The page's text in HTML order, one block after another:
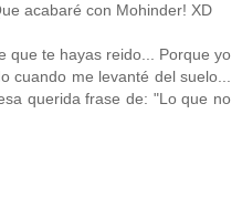
acabaré con Mohinder! XD
que te hayas reido... Porque yo
cuando me levanté del suelo...
querida frase de: "Lo que no